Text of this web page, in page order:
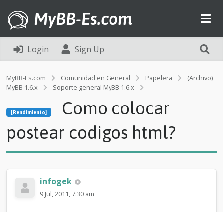
MyBB-Es.com
Login Sign Up
MyBB-Es.com Comunidad en General Papelera
(Archivo)
MyBB 1.6.x
Soporte general MyBB 1.6.x
C
o
o
o
o
[Rendimiento]
Como colocar
postear codigos html?
infogek
9 Jul, 2011, 7:30 am